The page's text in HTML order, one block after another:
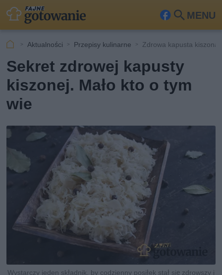
MENU
Fa
ook
Szu
Aktualności Przepisy kulinarne Zdrowa kapusta kiszona
Sekret zdrowej kapusty
kiszonej. Mało kto o tym
wie
Wystarczy jeden składnik, by codzienny posiłek stał się zdrowszy i